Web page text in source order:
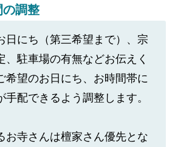
の調整
日にち（第三希望まで）、宗
、駐車場の有無などお伝えく
希望のお日にち、お時間帯に
手配できるよう調整します。
お寺さんは檀家さん優先とな